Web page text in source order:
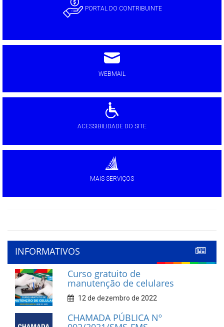
PORTAL DO CONTRIBUINTE
WEBMAIL
ACESSIBILIDADE DO SITE
MAIS SERVIÇOS
INFORMATIVOS
Curso gratuito de
manutenção de celulares
12 de dezembro de 2022
CHAMADA PÚBLICA Nº